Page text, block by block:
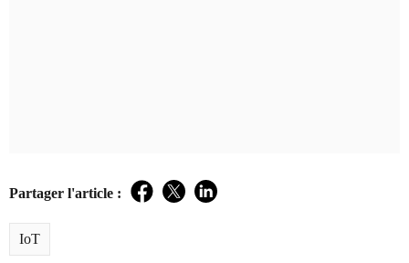
Partager l'article : Facebook
TwitterLinkedIn
IoT